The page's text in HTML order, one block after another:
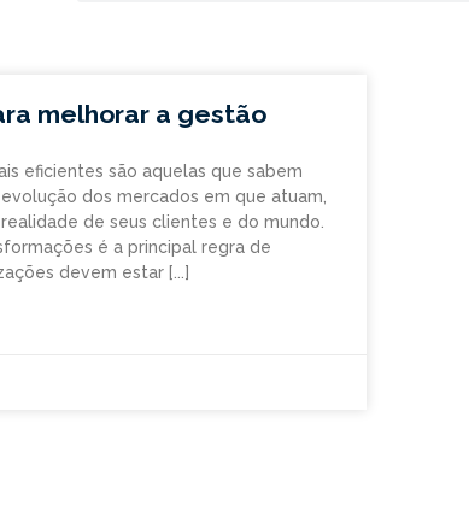
melhorar a gestão
eficientes são aquelas que sabem
dos mercados em que atuam,
de seus clientes e do mundo.
é a principal regra de
devem estar